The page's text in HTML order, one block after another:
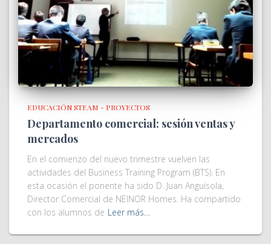
EDUCACIÓN STEAM - PROYECTOS
Departamento comercial: sesión ventas y
mercados
En el comienzo del nuevo trimestre vuelven las
actividades del Business Training Program (BTS). En
esta ocasión el ponente ha sido D. Juan Anguísola,
Director Comercial de NEINOR Homes. Ha compartido
con los alumnos de Leer más…